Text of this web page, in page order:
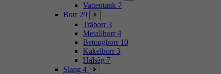
Vattentank 7
Borr 29
Träborr 3
Metallborr 4
Betongborr 10
Kakelborr 3
Hålsåg 7
Slang 4